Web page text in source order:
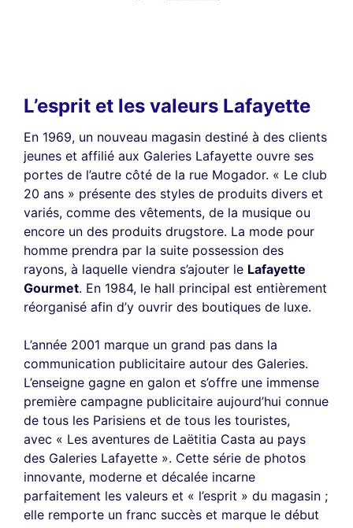
L’esprit et les valeurs Lafayette
En 1969, un nouveau magasin destiné à des clients
jeunes et affilié aux Galeries Lafayette ouvre ses
portes de l’autre côté de la rue Mogador. « Le club
20 ans » présente des styles de produits divers et
variés, comme des vêtements, de la musique ou
encore un des produits drugstore. La mode pour
homme prendra par la suite possession des
rayons, à laquelle viendra s’ajouter le Lafayette
Gourmet. En 1984, le hall principal est entièrement
réorganisé afin d’y ouvrir des boutiques de luxe.
L’année 2001 marque un grand pas dans la
communication publicitaire autour des Galeries.
L’enseigne gagne en galon et s’offre une immense
première campagne publicitaire aujourd’hui connue
de tous les Parisiens et de tous les touristes,
avec « Les aventures de Laëtitia Casta au pays
des Galeries Lafayette ». Cette série de photos
innovante, moderne et décalée incarne
parfaitement les valeurs et « l’esprit » du magasin ;
elle remporte un franc succès et marque le début